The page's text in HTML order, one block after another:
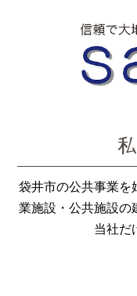
袋井市の公共事業を
業施設・公共施設の
当社だ